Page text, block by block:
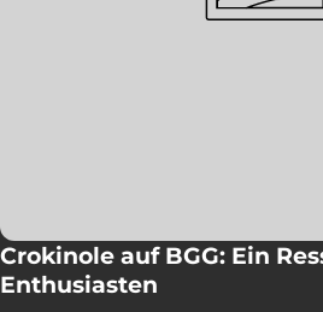
Crokinole auf BGG: Ein
Enthusiasten